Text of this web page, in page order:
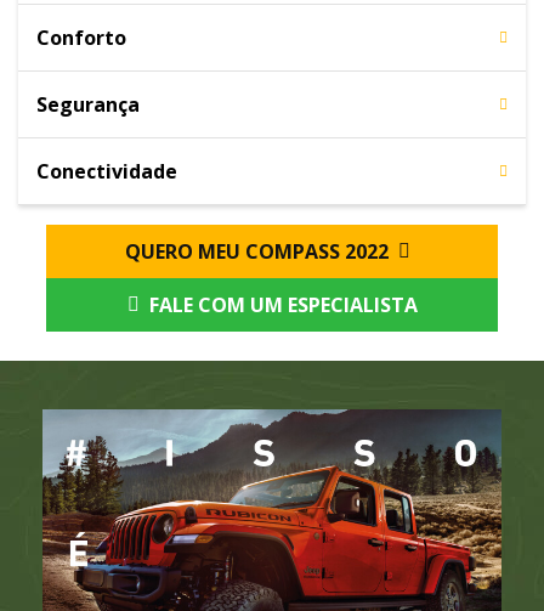
Conforto
Segurança
Conectividade
QUERO MEU COMPASS 2022
FALE COM UM ESPECIALISTA